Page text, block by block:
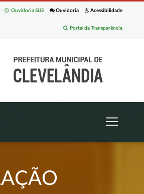
Acessibilidade
Ouvidoria
Ouvidoria SUS
Portal da Transparência